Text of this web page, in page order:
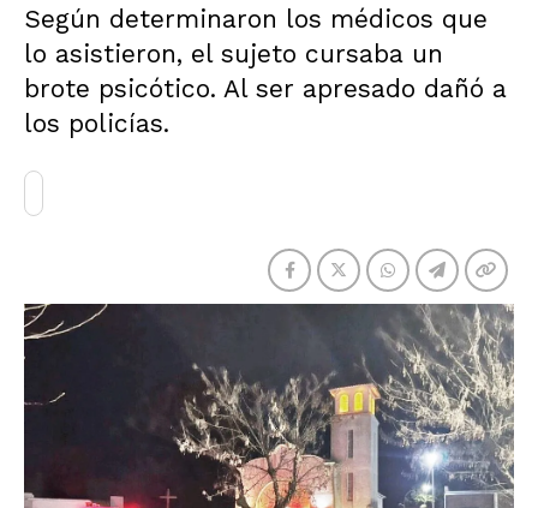
Según determinaron los médicos que
lo asistieron, el sujeto cursaba un
brote psicótico. Al ser apresado dañó a
los policías.